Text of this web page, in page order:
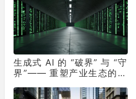
生成式 AI 的 “破界” 与 “守
界”—— 重塑产业生态的双